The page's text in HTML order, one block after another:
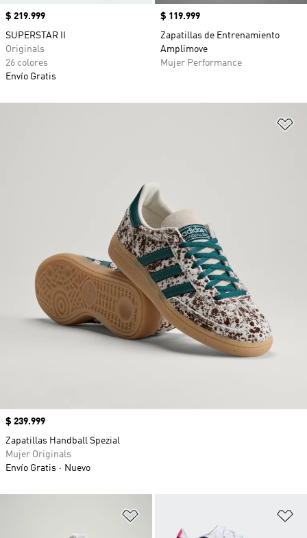
Precio
$ 219.999
SUPERSTAR II
Originals
26 colores
Envío Gratis
Precio
$ 119.999
Zapatillas de Entrenamiento
Amplimove
Mujer Performance
Precio
$ 239.999
Zapatillas Handball Spezial
Mujer Originals
Envío Gratis
Nuevo